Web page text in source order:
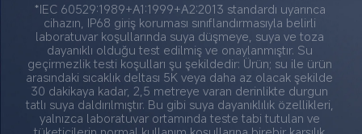
*IEC 60529:1989+A1:1999+A2:2013 standardı uyarınca
cihazın, IP68 giriş koruması sınıflandırmasıyla belirli
laboratuvar koşullarında suya düşmeye, suya ve toza
dayanıklı olduğu test edilmiş ve onaylanmıştır. Su
geçirmezlik testi koşulları şu şekildedir: Ürün; su ile ürün
arasındaki sıcaklık deltası 5K veya daha az olacak şekilde
30 dakikaya kadar, 2,5 metreye varan derinlikte durgun
tatlı suya daldırılmıştır. Bu gibi suya dayanıklılık özellikleri,
yalnızca laboratuvar ortamında teste tabi tutulan ve